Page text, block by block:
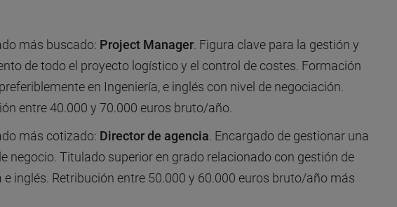
más buscado: Project Manager. Figura clave para la gestión y
de todo el proyecto logístico y el control de costes. Formación
en Ingeniería, e inglés con nivel de negociación.
entre 40.000 y 70.000 euros bruto/año.
más cotizado: Director de agencia . Encargado de gestionar una
negocio. Titulado superior en grado relacionado con gestión de
e inglés. Retribución entre 50.000 y 60.000 euros bruto/año más